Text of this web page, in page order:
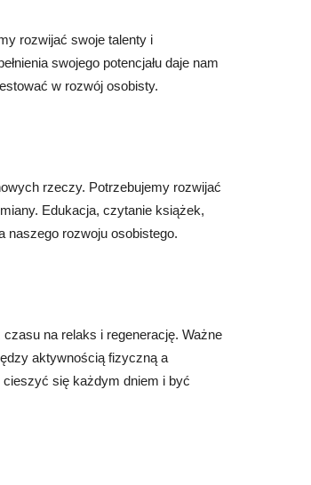
rozwijać swoje talenty i
swojego potencjału daje nam
w rozwój osobisty.
rzeczy. Potrzebujemy rozwijać
Edukacja, czytanie książek,
naszego rozwoju osobistego.
na relaks i regenerację. Ważne
aktywnością fizyczną a
się każdym dniem i być